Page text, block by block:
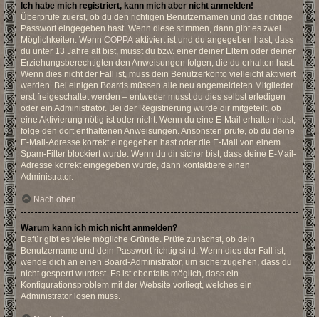
Ich habe mich registriert, kann mich aber nicht anmelden!
Überprüfe zuerst, ob du den richtigen Benutzernamen und das richtige
Passwort eingegeben hast. Wenn diese stimmen, dann gibt es zwei
Möglichkeiten. Wenn COPPA aktiviert ist und du angegeben hast, dass
du unter 13 Jahre alt bist, musst du bzw. einer deiner Eltern oder deiner
Erziehungsberechtigten den Anweisungen folgen, die du erhalten hast.
Wenn dies nicht der Fall ist, muss dein Benutzerkonto vielleicht aktiviert
werden. Bei einigen Boards müssen alle neu angemeldeten Mitglieder
erst freigeschaltet werden – entweder musst du dies selbst erledigen
oder ein Administrator. Bei der Registrierung wurde dir mitgeteilt, ob
eine Aktivierung nötig ist oder nicht. Wenn du eine E-Mail erhalten hast,
folge den dort enthaltenen Anweisungen. Ansonsten prüfe, ob du deine
E-Mail-Adresse korrekt eingegeben hast oder die E-Mail von einem
Spam-Filter blockiert wurde. Wenn du dir sicher bist, dass deine E-Mail-
Adresse korrekt eingegeben wurde, dann kontaktiere einen
Administrator.
Nach oben
Warum kann ich mich nicht anmelden?
Dafür gibt es viele mögliche Gründe. Prüfe zunächst, ob dein
Benutzername und dein Passwort richtig sind. Wenn dies der Fall ist,
wende dich an einen Board-Administrator, um sicherzugehen, dass du
nicht gesperrt wurdest. Es ist ebenfalls möglich, dass ein
Konfigurationsproblem mit der Website vorliegt, welches ein
Administrator lösen muss.